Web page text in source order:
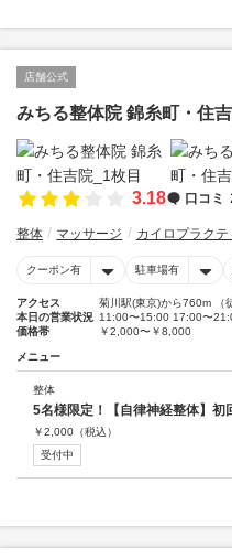
店舗公式
みちる整体院 錦糸町・住
3.18 口コミ
整体 マッサージ カイロプラクテ
クーポン有 駐車場有
アクセス
菊川駅(東京)から760m （
本日の営業状況 11:00〜15:00 17:00〜
価格帯
￥2,000〜￥8,000
メニュー
整体
5名様限定！【自律神経整体】初
￥2,000 （税込）
受付中